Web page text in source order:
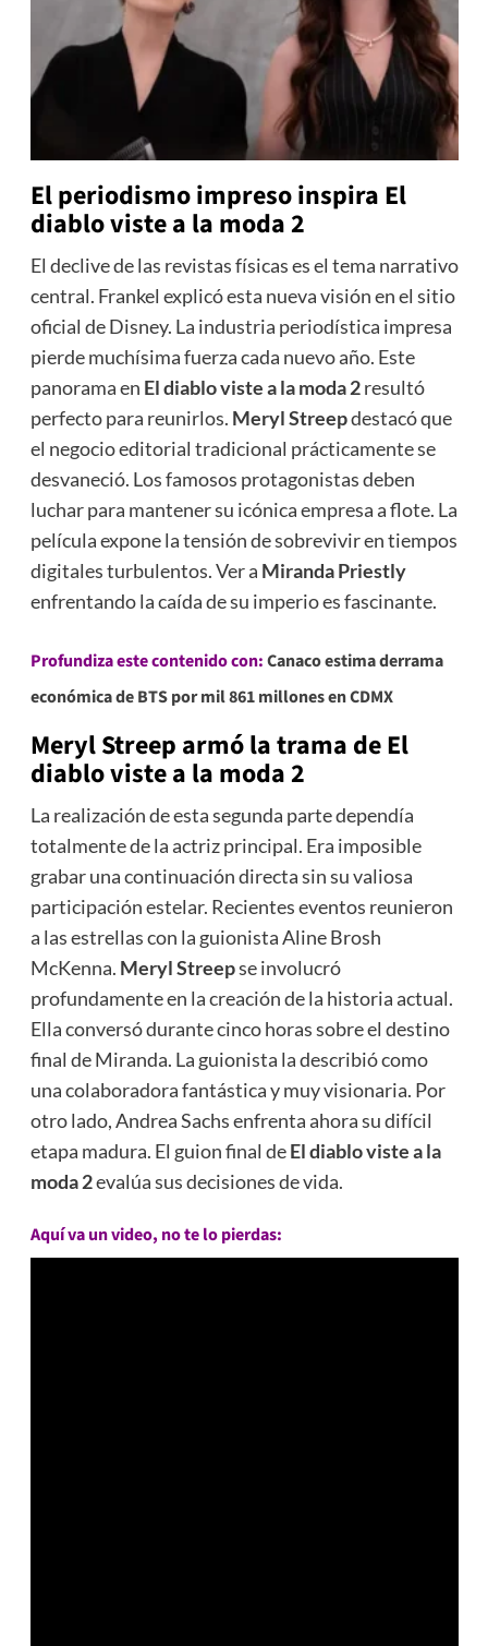
El periodismo impreso inspira El
diablo viste a la moda 2
El declive de las revistas físicas es el tema narrativo
central. Frankel explicó esta nueva visión en el sitio
oficial de Disney. La industria periodística impresa
pierde muchísima fuerza cada nuevo año. Este
panorama en El diablo viste a la moda 2resultó
perfecto para reunirlos. Meryl Streepdestacó que
el negocio editorial tradicional prácticamente se
desvaneció. Los famosos protagonistas deben
luchar para mantener su icónica empresa a flote. La
película expone la tensión de sobrevivir en tiempos
digitales turbulentos. Ver a Miranda Priestly
enfrentando la caída de su imperio es fascinante.
Profundiza este contenido con:Canaco estima derrama
económica de BTS por mil 861 millones en CDMX
Meryl Streep armó la trama deEl
diablo viste a la moda 2
La realización de esta segunda parte dependía
totalmente de la actriz principal. Era imposible
grabar una continuación directa sin su valiosa
participación estelar. Recientes eventos reunieron
a las estrellas con la guionista Aline Brosh
McKenna. Meryl Streepse involucró
profundamente en la creación de la historia actual.
Ella conversó durante cinco horas sobre el destino
final de Miranda. La guionista la describió como
una colaboradora fantástica y muy visionaria. Por
otro lado, Andrea Sachs enfrenta ahora su difícil
etapa madura. El guion final deEl diablo viste a la
moda 2evalúa sus decisiones de vida.
Aquí va un video, no te lo pierdas: